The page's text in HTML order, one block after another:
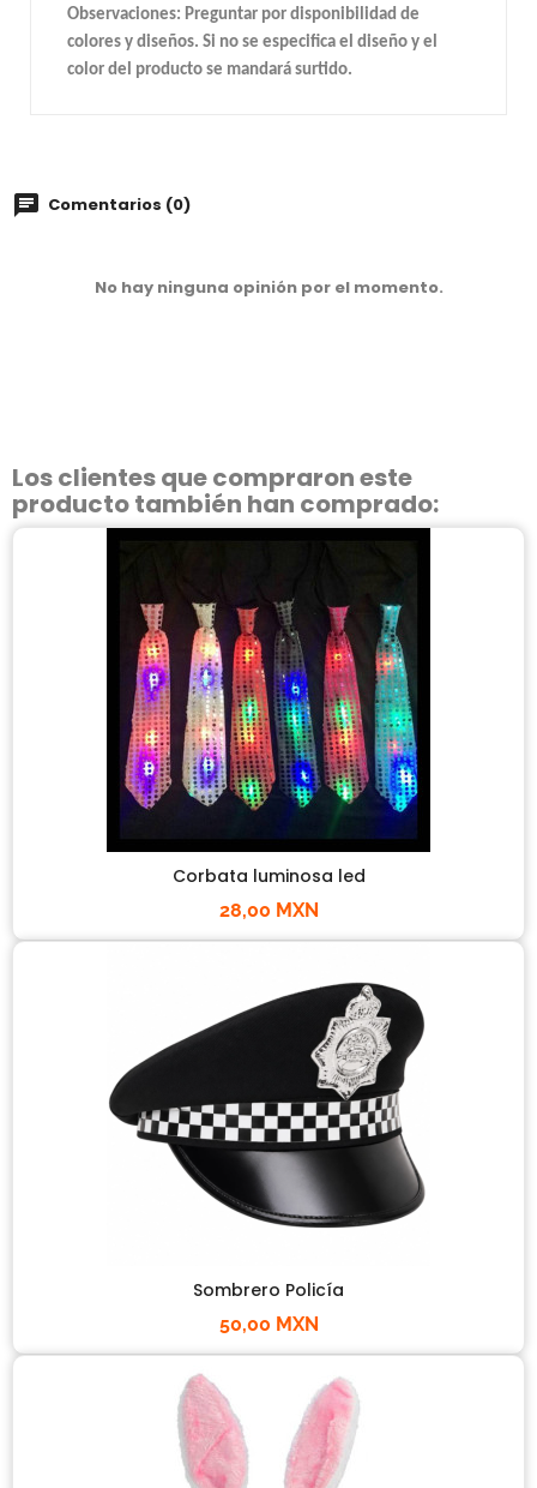
Observaciones: Preguntar por disponibilidad de
colores y diseños. Si no se especifica el diseño y el
color del producto se mandará surtido.
Comentarios (0)
No hay ninguna opinión por el momento.
Los clientes que compraron este
producto también han comprado:
Corbata luminosa led
28,00 MXN
Sombrero Policía
50,00 MXN